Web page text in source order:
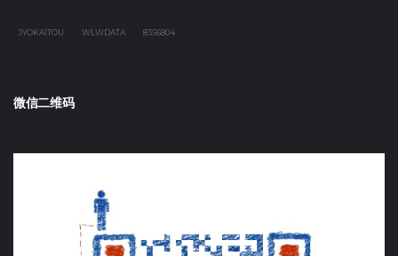
JYOKAITOU WLWDATA 8356804
微信二维码